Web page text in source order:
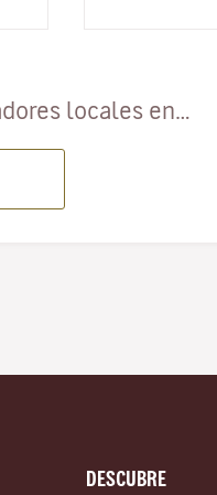
locales en…
DESCUBRE